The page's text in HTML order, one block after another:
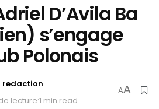
D’Avila Ba
s’engage
Polonais
redaction
lecture:1 min read
AA